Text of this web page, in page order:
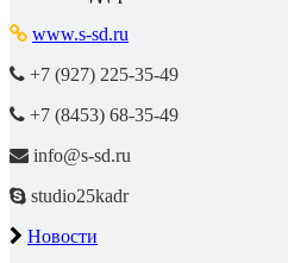
www.s-sd.ru
+7 (927) 225-35-49
+7 (8453) 68-35-49
info@s-sd.ru
studio25kadr
Новости